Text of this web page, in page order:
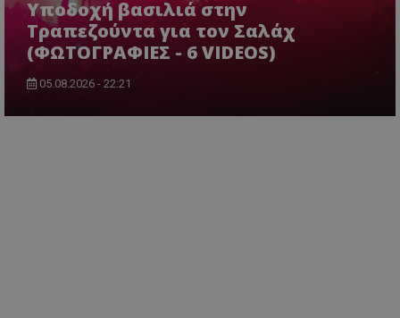
Υποδοχή βασιλιά στην
Τραπεζούντα για τον Σαλάχ
(ΦΩΤΟΓΡΑΦΙΕΣ - 6 VIDEOS)
05.08.2026 - 22:21